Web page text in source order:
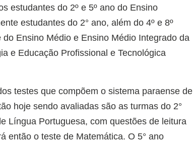
estudantes do 2º e 5º ano do Ensino
estudantes do 2° ano, além do 4º e 8º
Ensino Médio e Ensino Médio Integrado da
e Educação Profissional e Tecnológica
testes que compõem o sistema paraense de
hoje sendo avaliadas são as turmas do 2°
Língua Portuguesa, com questões de leitura
então o teste de Matemática. O 5° ano